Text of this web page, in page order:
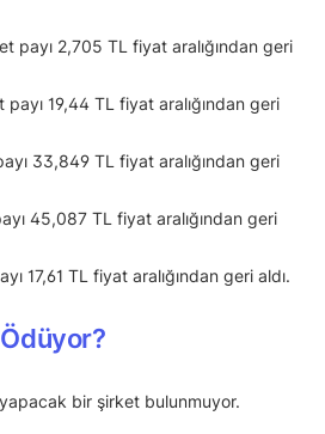
payı 2,705 TL fiyat aralığından geri
19,44 TL fiyat aralığından geri
33,849 TL fiyat aralığından geri
45,087 TL fiyat aralığından geri
17,61 TL fiyat aralığından geri aldı.
bir şirket bulunmuyor.